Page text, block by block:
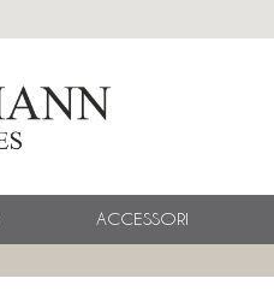
ACCESSORI